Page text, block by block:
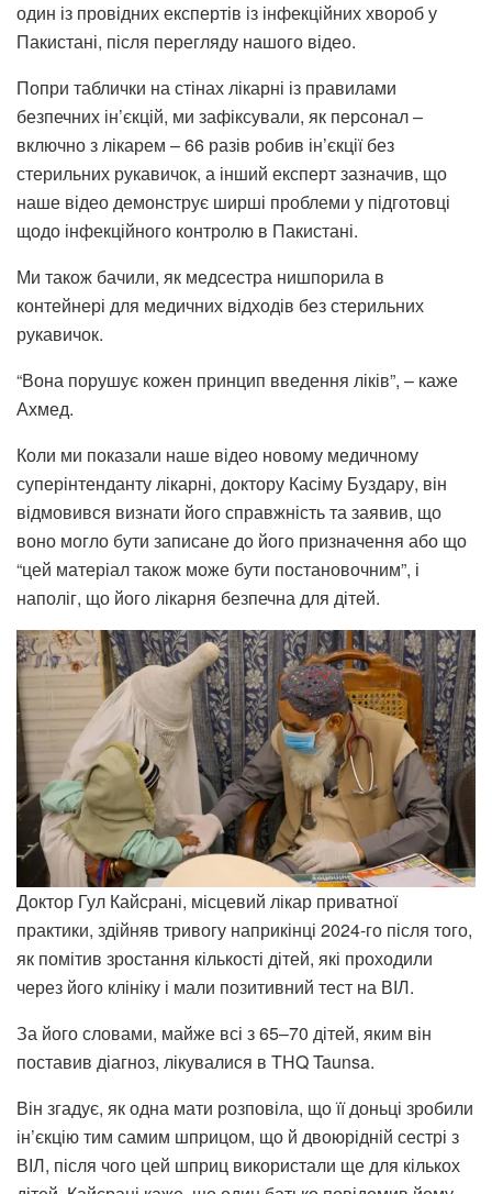
один із провідних експертів із інфекційних хвороб у
Пакистані, після перегляду нашого відео.
Попри таблички на стінах лікарні із правилами
безпечних ін’єкцій, ми зафіксували, як персонал –
включно з лікарем – 66 разів робив ін’єкції без
стерильних рукавичок, а інший експерт зазначив, що
наше відео демонструє ширші проблеми у підготовці
щодо інфекційного контролю в Пакистані.
Ми також бачили, як медсестра нишпорила в
контейнері для медичних відходів без стерильних
рукавичок.
“Вона порушує кожен принцип введення ліків”, – каже
Ахмед.
Коли ми показали наше відео новому медичному
суперінтенданту лікарні, доктору Касіму Буздару, він
відмовився визнати його справжність та заявив, що
воно могло бути записане до його призначення або що
“цей матеріал також може бути постановочним”, і
наполіг, що його лікарня безпечна для дітей.
Доктор Гул Кайсрані, місцевий лікар приватної
практики, здійняв тривогу наприкінці 2024-го після того,
як помітив зростання кількості дітей, які проходили
через його клініку і мали позитивний тест на ВІЛ.
За його словами, майже всі з 65–70 дітей, яким він
поставив діагноз, лікувалися в THQ Taunsa.
Він згадує, як одна мати розповіла, що її доньці зробили
ін’єкцію тим самим шприцом, що й двоюрідній сестрі з
ВІЛ, після чого цей шприц використали ще для кількох